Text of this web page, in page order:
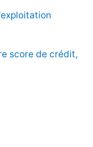
score de crédit,